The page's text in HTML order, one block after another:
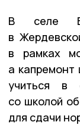
В селе
в
в рамках
а капремонт
учиться в
со школой
для сдачи